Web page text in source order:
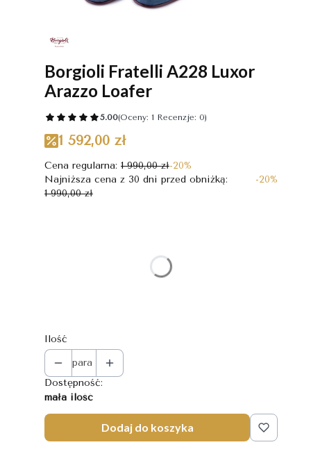
Borgioli Fratelli A228 Luxor
Arazzo Loafer
5.00(Oceny: 1 Recenzje: 0)
1 592,00 zł
Cena regularna: 1 990,00 zł-20%
Najniższa cena z 30 dni przed obniżką:
1 990,00 zł
-20%
Ilość
para
Dostępność:
mała ilość
Dodaj do koszyka